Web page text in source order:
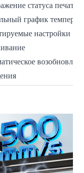
статуса
график
настройки